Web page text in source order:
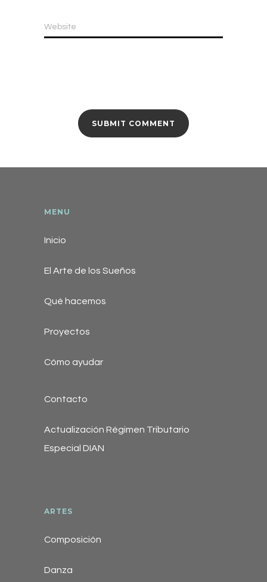
Website
MENU
Inicio
El Arte de los Sueños
Qué hacemos
Proyectos
Cómo ayudar
Contacto
Actualización Régimen Tributario
Especial DIAN
ARTES
Composición
Danza